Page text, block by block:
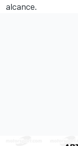
alcance.